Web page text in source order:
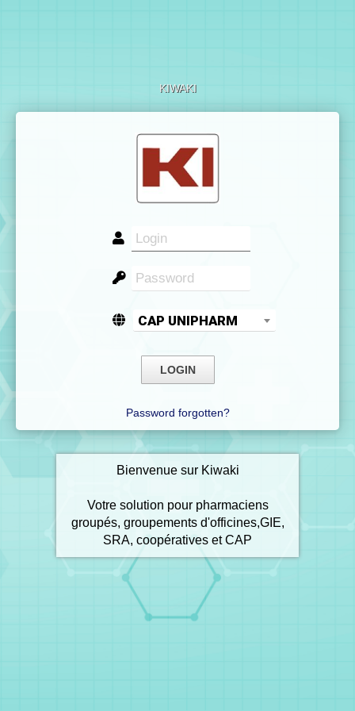
KIWAKI
CAP UNIPHARM
Password forgotten?
Bienvenue sur Kiwaki
Votre solution pour pharmaciens
groupés, groupements d'officines,GIE,
SRA, coopératives et CAP